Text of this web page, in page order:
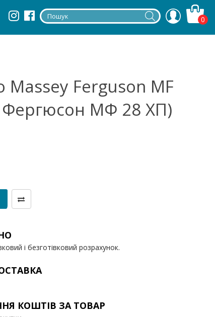
0
Ferguson MF
Фергюсон МФ 28 ХП)
і безготівковий розрахунок.
КОШТІВ ЗА ТОВАР